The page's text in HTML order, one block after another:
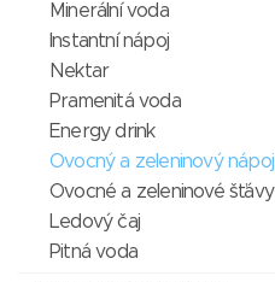
Minerální voda
Instantní nápoj
Nektar
Pramenitá voda
Energy drink
Ovocný a zeleninový nápoj
Ovocné a zeleninové šťávy
Ledový čaj
Pitná voda